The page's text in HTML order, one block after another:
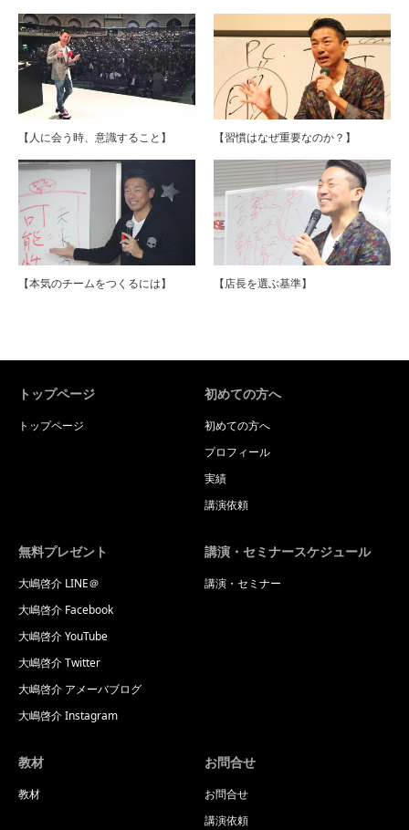
【人に会う時、意識すること】 【習慣はなぜ重要なのか？】
【本気のチームをつくるには】 【店長を選ぶ基準】
トップページ
トップページ
初めての方へ
初めての方へ
プロフィール
実績
講演依頼
無料プレゼント
大嶋啓介 LINE＠
大嶋啓介 Facebook
大嶋啓介 YouTube
大嶋啓介 Twitter
大嶋啓介 アメーバブログ
大嶋啓介 Instagram
講演・セミナースケジュール
講演・セミナー
教材
教材
お問合せ
お問合せ
講演依頼